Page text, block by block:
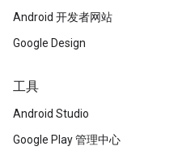
Android 开发者网站
Google Design
工具
Android Studio
Google Play 管理中心